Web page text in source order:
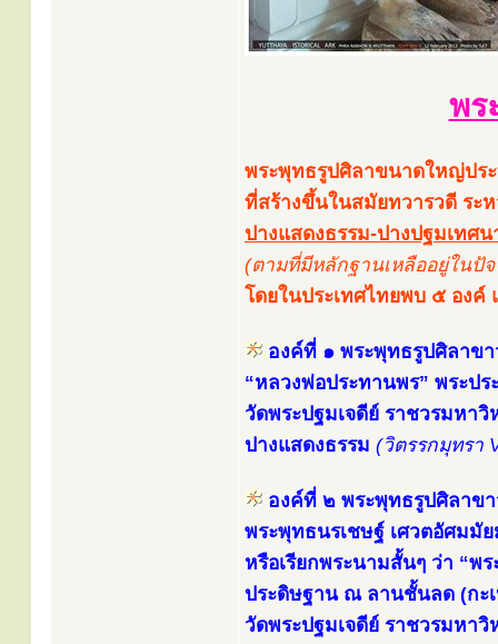
พร
พระพุทธรูปศิลาขนาดใหญ่ปร
ที่สร้างขึ้นในสมัยทวารวดี ระ
ปางแสดงธรรม-ปางปฐมเทศ
(ตามที่มีหลักฐานเหลืออยู่ในปั
โดยในประเทศไทยพบ ๕ องค์
องค์ที่ ๑ พระพุทธรูปศิลาขา
“หลวงพ่อประทานพร” พระป
วัดพระปฐมเจดีย์ ราชวรมหา
ปางแสดงธรรม (วิตรรกมุทรา
องค์ที่ ๒ พระพุทธรูปศิลาข
พระพุทธนรเชษฐ์ เศวตอัศมมั
หรือเรียกพระนามสั้นๆ ว่า “พ
ประดิษฐาน ณ ลานชั้นลด (กะ
วัดพระปฐมเจดีย์ ราชวรมหา